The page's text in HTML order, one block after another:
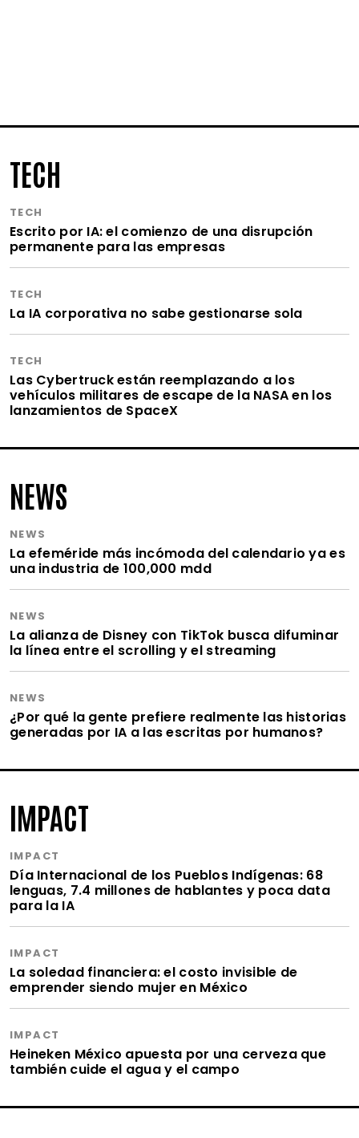
TECH
TECH
Escrito por IA: el comienzo de una disrupción
permanente para las empresas
TECH
La IA corporativa no sabe gestionarse sola
TECH
Las Cybertruck están reemplazando a los
vehículos militares de escape de la NASA en los
lanzamientos de SpaceX
NEWS
NEWS
La efeméride más incómoda del calendario ya es
una industria de 100,000 mdd
NEWS
La alianza de Disney con TikTok busca difuminar
la línea entre el scrolling y el streaming
NEWS
¿Por qué la gente prefiere realmente las historias
generadas por IA a las escritas por humanos?
IMPACT
IMPACT
Día Internacional de los Pueblos Indígenas: 68
lenguas, 7.4 millones de hablantes y poca data
para la IA
IMPACT
La soledad financiera: el costo invisible de
emprender siendo mujer en México
IMPACT
Heineken México apuesta por una cerveza que
también cuide el agua y el campo